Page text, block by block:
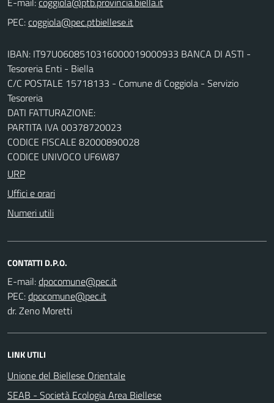
PEC:
IBAN: IT97U0608510316000019000933 BANCA DI ASTI -
Tesoreria Enti - Biella
C/C POSTALE 15718133 - Comune di Coggiola - Servizio
Tesoreria
DATI FATTURAZIONE:
PARTITA IVA 00378720023
CODICE FISCALE 82000890028
CODICE UNIVOCO UF6W87
URP
Uffici e orari
Numeri utili
CONTATTI D.P.O.
E-mail:
PEC:
dr. Zeno Moretti
LINK UTILI
Unione del Biellese Orientale
SEAB - Società Ecologia Area Biellese